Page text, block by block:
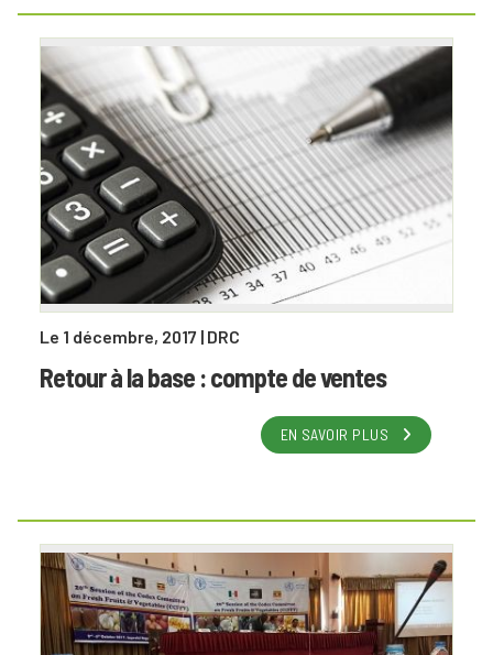
Le 1 décembre, 2017 | DRC
Retour à la base : compte de ventes
EN SAVOIR PLUS